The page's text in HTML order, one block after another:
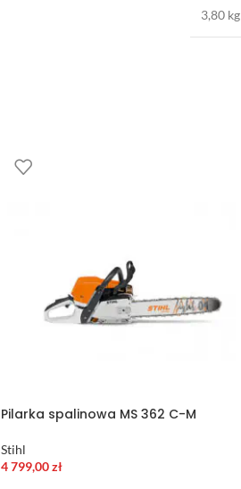
3,80 kg
Pilarka spalinowa MS 362 C-M
Stihl
4 799,00zł